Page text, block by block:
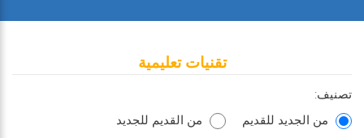
تقنيات تعليمية
تصنيف:
من الجديد للقديم
من القديم للجديد